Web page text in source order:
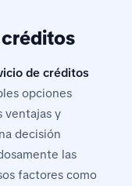
de créditos
opciones
ventajas y
decisión
las
factores como